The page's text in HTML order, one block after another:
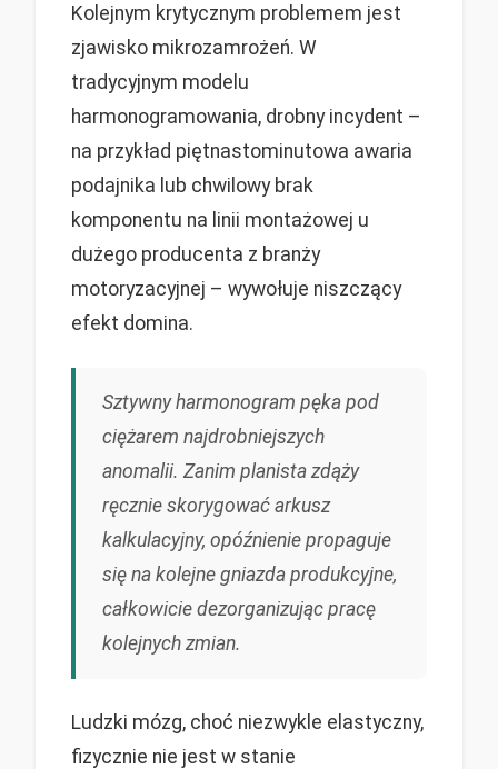
Kolejnym krytycznym problemem jest
zjawisko mikrozamrożeń. W
tradycyjnym modelu
harmonogramowania, drobny incydent –
na przykład piętnastominutowa awaria
podajnika lub chwilowy brak
komponentu na linii montażowej u
dużego producenta z branży
motoryzacyjnej – wywołuje niszczący
efekt domina.
Sztywny harmonogram pęka pod
ciężarem najdrobniejszych
anomalii. Zanim planista zdąży
ręcznie skorygować arkusz
kalkulacyjny, opóźnienie propaguje
się na kolejne gniazda produkcyjne,
całkowicie dezorganizując pracę
kolejnych zmian.
Ludzki mózg, choć niezwykle elastyczny,
fizycznie nie jest w stanie